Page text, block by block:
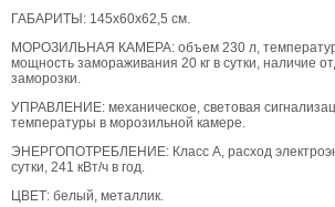
ГАБАРИТЫ: 145х60х62,5 см.
МОРОЗИЛЬНАЯ КАМЕРА: объем 230 л,
мощность замораживания 20 кг в сутки, наличие
заморозки.
УПРАВЛЕНИЕ: механическое, световая
температуры в морозильной камере.
ЭНЕРГОПОТРЕБЛЕНИЕ: Класс А, расход
сутки, 241 кВт/ч в год.
ЦВЕТ: белый, металлик.